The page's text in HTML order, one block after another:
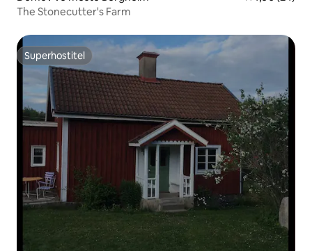
The Stonecutter's Farm
Superhostitel
Superhostitel